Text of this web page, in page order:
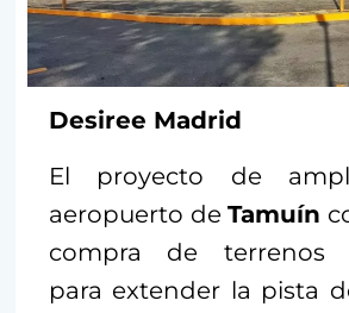
Desiree Madrid
El proyecto de
aeropuerto de Tamuín
compra de terrenos
para extender la pista